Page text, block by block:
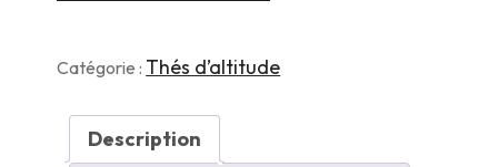
Boite
Métal
Catégorie : Thés d’altitude
Description